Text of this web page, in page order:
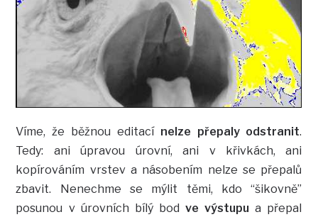
Víme, že běžnou editací nelze přepaly odstranit.
Tedy: ani úpravou úrovní, ani v křivkách, ani
kopírováním vrstev a násobením nelze se přepalů
zbavit. Nenechme se mýlit těmi, kdo “šikovně”
posunou v úrovních bílý bodve výstupu a přepal